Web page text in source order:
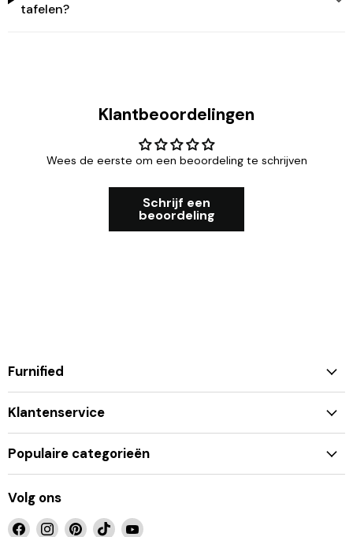
tafelen?
Klantbeoordelingen
Wees de eerste om een beoordeling te schrijven
Schrijf een
beoordeling
Furnified
Klantenservice
Populaire categorieën
Volg ons
Vind Vind Vind Vind Vind